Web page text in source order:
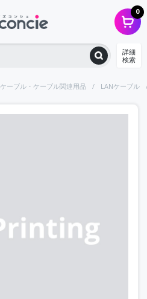
0
詳細
検索
ケーブル・ケーブル関連用品 LANケーブル